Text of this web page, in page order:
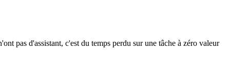
pas d'assistant, c'est du temps perdu sur une tâche à zéro valeur